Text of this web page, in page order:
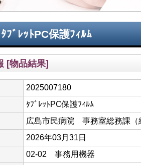
ﾞﾚｯﾄPC保護ﾌｨﾙﾑ
[物品結果]
2025007180
ﾀﾌﾞﾚｯﾄPC保護ﾌｨﾙﾑ
広島市民病院 事務室総務課（
2026年03月31日
02-02 事務用機器